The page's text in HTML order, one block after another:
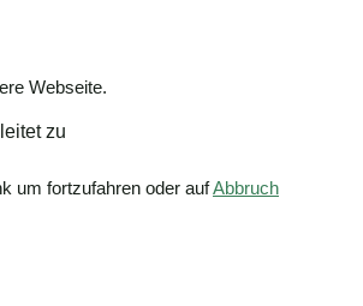
Webseite.
zu
um fortzufahren oder aufAbbruch